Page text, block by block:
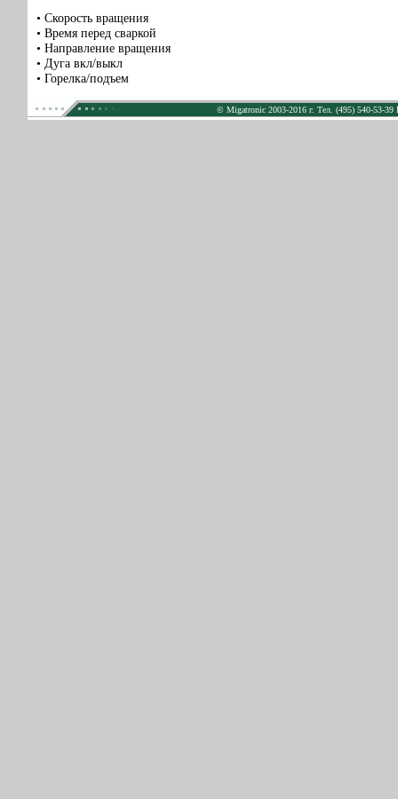
• Скорость вращения
• Время перед сваркой
• Направление вращения
• Дуга вкл/выкл
• Горелка/подъем
© Migatronic 2003-2016 г. Тел. (495) 540-53-